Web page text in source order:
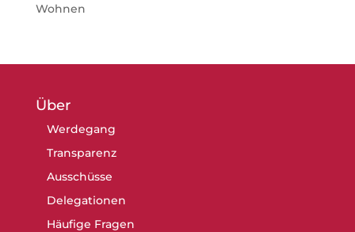
Wohnen
Über
Werdegang
Transparenz
Ausschüsse
Delegationen
Häufige Fragen